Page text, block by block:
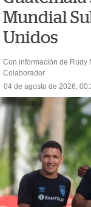
Mundial
Unidos
Con información de Rudy
Colaborador
04 de agosto de 2026,